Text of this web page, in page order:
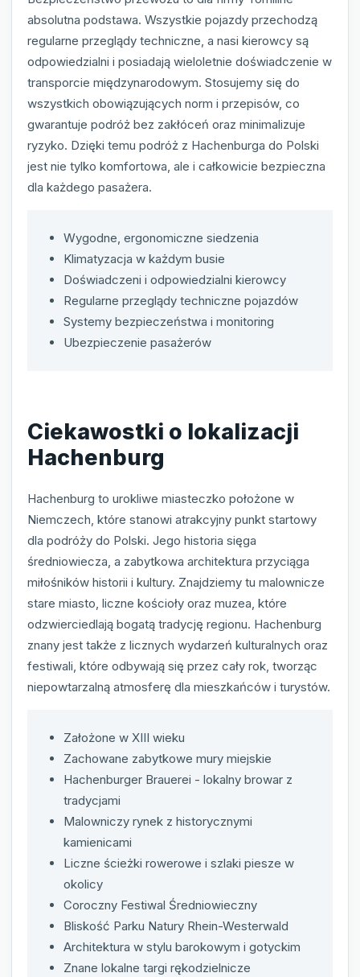
absolutna podstawa. Wszystkie pojazdy przechodzą
regularne przeglądy techniczne, a nasi kierowcy są
odpowiedzialni i posiadają wieloletnie doświadczenie w
transporcie międzynarodowym. Stosujemy się do
wszystkich obowiązujących norm i przepisów, co
gwarantuje podróż bez zakłóceń oraz minimalizuje
ryzyko. Dzięki temu podróż z Hachenburga do Polski
jest nie tylko komfortowa, ale i całkowicie bezpieczna
dla każdego pasażera.
Wygodne, ergonomiczne siedzenia
Klimatyzacja w każdym busie
Doświadczeni i odpowiedzialni kierowcy
Regularne przeglądy techniczne pojazdów
Systemy bezpieczeństwa i monitoring
Ubezpieczenie pasażerów
Ciekawostki o lokalizacji
Hachenburg
Hachenburg to urokliwe miasteczko położone w
Niemczech, które stanowi atrakcyjny punkt startowy
dla podróży do Polski. Jego historia sięga
średniowiecza, a zabytkowa architektura przyciąga
miłośników historii i kultury. Znajdziemy tu malownicze
stare miasto, liczne kościoły oraz muzea, które
odzwierciedlają bogatą tradycję regionu. Hachenburg
znany jest także z licznych wydarzeń kulturalnych oraz
festiwali, które odbywają się przez cały rok, tworząc
niepowtarzalną atmosferę dla mieszkańców i turystów.
Założone w XIII wieku
Zachowane zabytkowe mury miejskie
Hachenburger Brauerei - lokalny browar z
tradycjami
Malowniczy rynek z historycznymi
kamienicami
Liczne ścieżki rowerowe i szlaki piesze w
okolicy
Coroczny Festiwal Średniowieczny
Bliskość Parku Natury Rhein-Westerwald
Architektura w stylu barokowym i gotyckim
Znane lokalne targi rękodzielnicze